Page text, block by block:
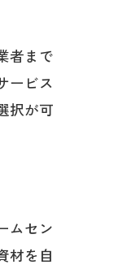
者まで
ービス
択が可
ムセン
材を自